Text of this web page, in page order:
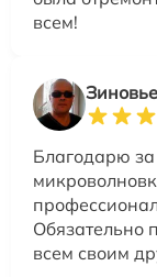
всем!
Благодарю
Обязательно
всем своим